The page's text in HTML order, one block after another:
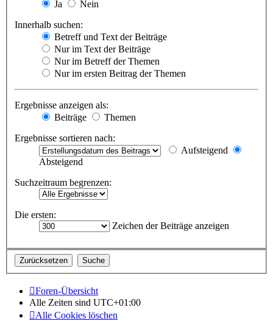
Ja
Nein
Innerhalb suchen:
Betreff und Text der Beiträge
Nur im Text der Beiträge
Nur im Betreff der Themen
Nur im ersten Beitrag der Themen
Ergebnisse anzeigen als:
Beiträge
Themen
Ergebnisse sortieren nach:
Aufsteigend
Absteigend
Suchzeitraum begrenzen:
Die ersten:
Zeichen der Beiträge anzeigen
Foren-Übersicht
Alle Zeiten sind UTC+01:00
Alle Cookies löschen